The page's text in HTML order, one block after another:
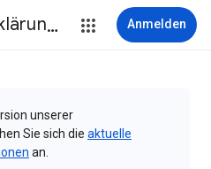
Datenschutzerklärung & Nutzungsbedingungen Anmelden
unserer
Sie sich die aktuelle
an.